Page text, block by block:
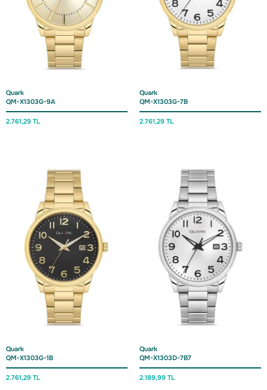
Quark
QM-X1303G-9A
2.761,29 TL
Quark
QM-X1303G-7B
2.761,29 TL
Quark
QM-X1303G-1B
2.761,29 TL
Quark
QM-X1303D-7B7
2.189,99 TL